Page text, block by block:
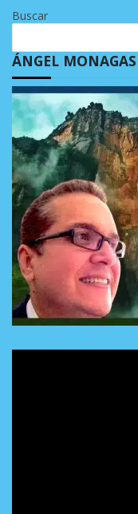
Buscar
ÁNGEL MONAGAS